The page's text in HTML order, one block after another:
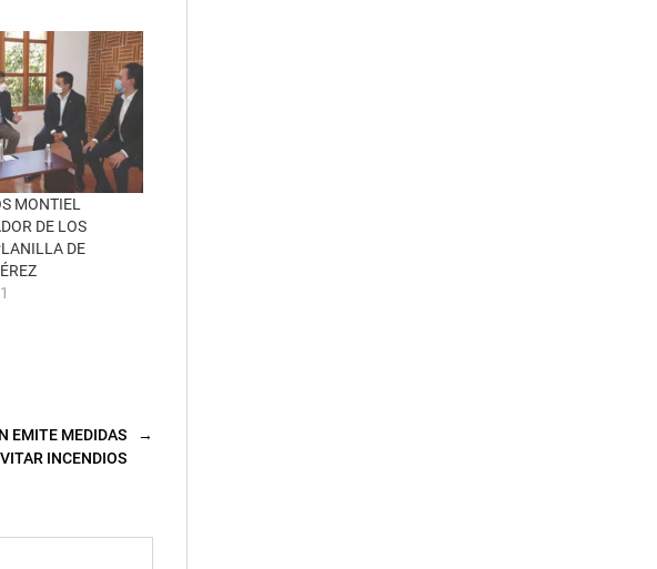
MONTIEL
DE LOS
DE
→
EMITE MEDIDAS
INCENDIOS